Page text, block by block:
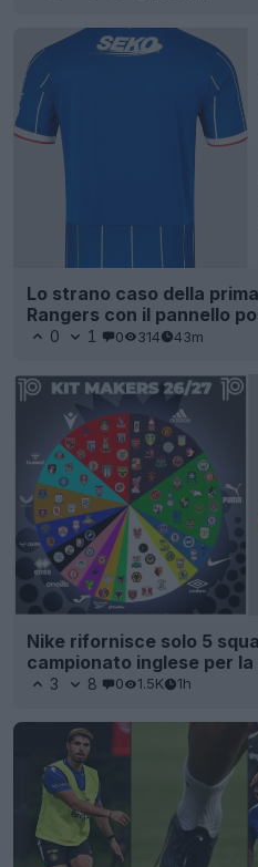
Lo strano caso della
Rangers con il pannello
0 1 0 314 43m
Nike rifornisce solo 5
campionato inglese per
3 8 0 1.5K 1h